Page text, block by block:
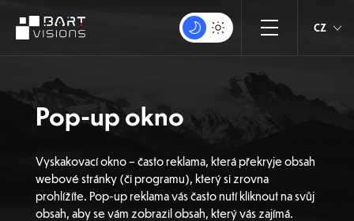
CZ
Pop-up okno
Vyskakovací okno – často reklama, která překryje obsah
webové stránky (či programu), který si zrovna
prohlížíte. Pop-up reklama vás často nutí kliknout na svůj
obsah, aby se vám zobrazil obsah, který vás zajímá.